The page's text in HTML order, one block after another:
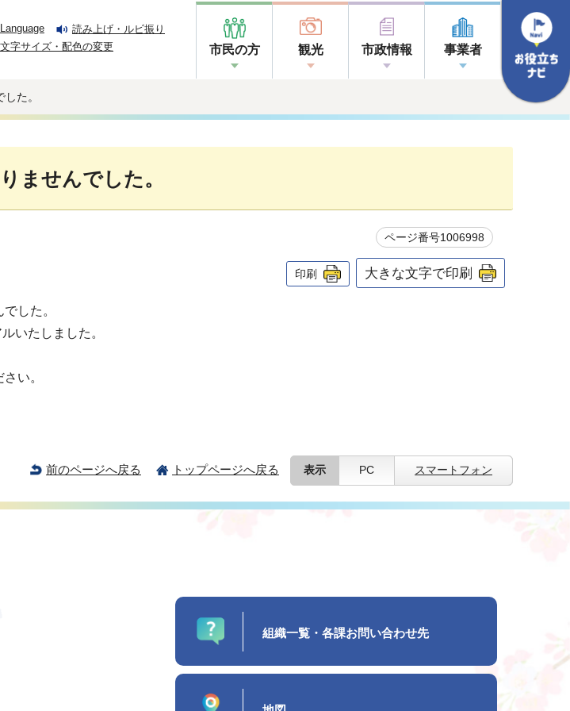
Language
読み上げ・ルビ振り
文字サイズ・配色の変更
市民の方 観光 市政情報 事業者
た。
ませんでした。
ページ番号1006998
印刷 大きな文字で印刷
した。
いたしました。
い。
前のページへ戻る トップページへ戻る 表示 PC スマートフォン
組織一覧・各課お問い合わせ先